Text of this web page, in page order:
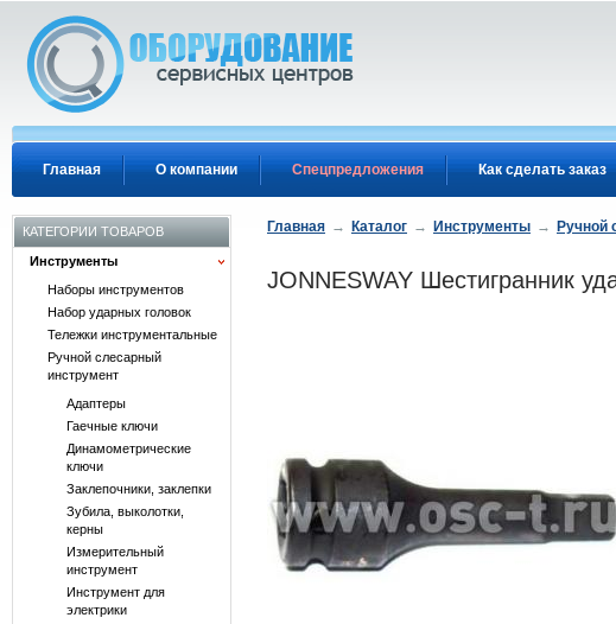
Главная О компании Спецпредложения Как сделать заказ
КАТЕГОРИИ ТОВАРОВ
Инструменты
Наборы инструментов
Набор ударных головок
Тележки инструментальные
Ручной слесарный
инструмент
Адаптеры
Гаечные ключи
Динамометрические
ключи
Заклепочники, заклепки
Зубила, выколотки,
керны
Измерительный
инструмент
Инструмент для
электрики
Главная → Каталог → Инструменты → Ручной
JONNESWAY Шестигранник